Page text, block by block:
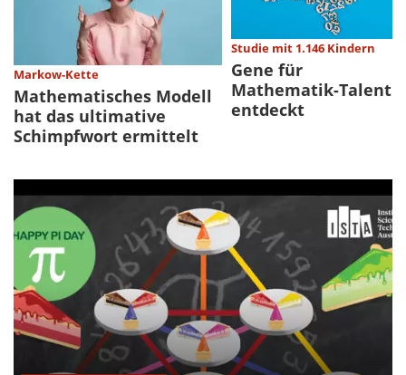
Markow-Kette
Mathematisches Modell
hat das ultimative
Schimpfwort ermittelt
Studie mit 1.146 Kindern
Gene für
Mathematik-Talent
entdeckt